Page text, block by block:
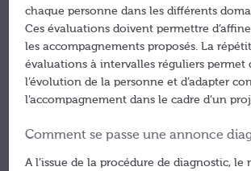
chaque personne dans les différents
Ces évaluations doivent permettre
les accompagnements proposés. La
évaluations à intervalles réguliers permet
l’évolution de la personne et d’adapter
l’accompagnement dans le cadre d’un
Comment se passe une annonce
A l’issue de la procédure de diagnostic, le